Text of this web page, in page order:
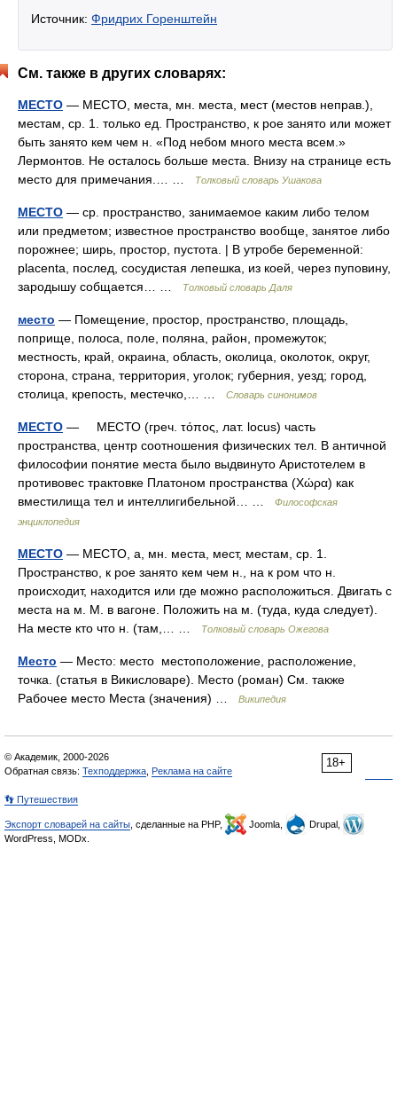
Источник: Фридрих Горенштейн
См. также в других словарях:
МЕСТО — МЕСТО, места, мн. места, мест (местов неправ.),
местам, ср. 1. только ед. Пространство, к рое занято или может
быть занято кем чем н. «Под небом много места всем.»
Лермонтов. Не осталось больше места. Внизу на странице есть
место для примечания.… …
Толковый словарь Ушакова
МЕСТО — ср. пространство, занимаемое каким либо телом
или предметом; известное пространство вообще, занятое либо
порожнее; ширь, простор, пустота. | В утробе беременной:
placenta, послед, сосудистая лепешка, из коей, через пуповину,
зародышу собщается… …
Толковый словарь Даля
место — Помещение, простор, пространство, площадь,
поприще, полоса, поле, поляна, район, промежуток;
местность, край, окраина, область, околица, околоток, округ,
сторона, страна, территория, уголок; губерния, уезд; город,
столица, крепость, местечко,… …
Словарь синонимов
МЕСТО — МЕСТО (греч. τόπος, лат. locus) часть
пространства, центр соотношения физических тел. В античной
философии понятие места было выдвинуто Аристотелем в
противовес трактовке Платоном пространства (Χώρα) как
вместилища тел и интеллигибельной… …
Философская
энциклопедия
МЕСТО — МЕСТО, а, мн. места, мест, местам, ср. 1.
Пространство, к рое занято кем чем н., на к ром что н.
происходит, находится или где можно расположиться. Двигать с
места на м. М. в вагоне. Положить на м. (туда, куда следует).
На месте кто что н. (там,… …
Толковый словарь Ожегова
Место — Место: место местоположение, расположение,
точка. (статья в Викисловаре). Место (роман) См. также
Рабочее место Места (значения) …
Википедия
18+
© Академик, 2000-2026
Обратная связь: Техподдержка Реклама на сайте
👣 Путешествия
Экспорт словарей на сайты , сделанные на PHP, Joomla,
Drupal,
WordPress, MODx.